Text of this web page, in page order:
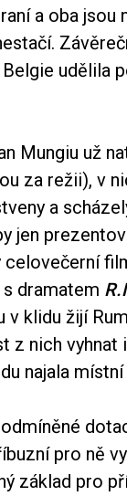
a oba
udělila
Mungiu už
za režii), v
a
jen
celovečerní
dramatem
klidu žijí
z nich
najala místní
pro ně
základ pro